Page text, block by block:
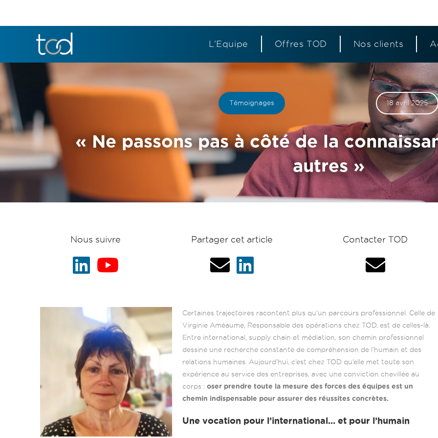
L’Equipe Offres TOD Nos clients
Témoignages 18 avril 2025
« Ne passons pas à côté de la
autres »
Nous suivre Partager cet article Contacter TOD
Certaines trajectoires racontent plus qu’un parcours professionnel. Celle de
Virginie Améaume, Responsable des opérations chez TOD, est de celles-là.
Entre international, supply chain et médiation, son chemin professionnel
dessine une recherche constante de compréhension de l’humain et des
relations humaines. Aujourd’hui, c’est chez TOD qu’elle met toute son
expérience au service des entreprises, avec une conviction chevillée au
corps : oser prendre toute la mesure des forces des équipes est un
chemin indispensable pour assurer des réussites concrètes.
Une vocation pour l’international… et pour l’humain